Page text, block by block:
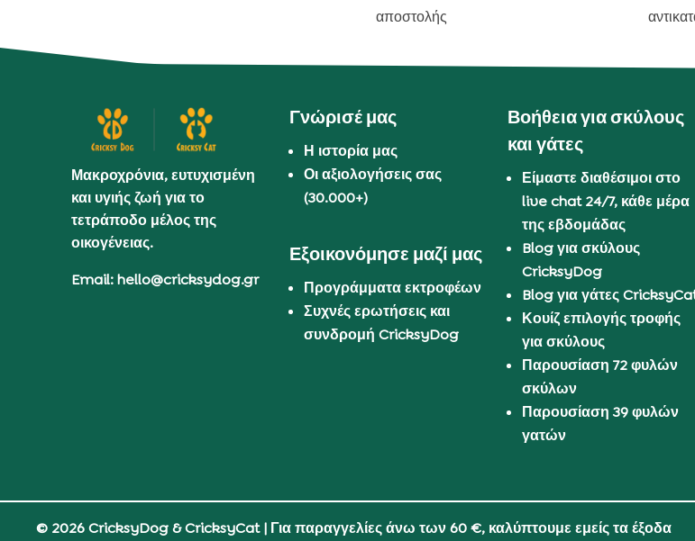
αποστολής
Μακροχρόνια, ευτυχισμένη
και υγιής ζωή για το
τετράποδο μέλος της
οικογένειας.
Email: hello@cricksydog.gr
Γνώρισέ μας
Η ιστορία μας
Οι αξιολογήσεις σας
(30.000+)
Εξοικονόμησε μαζί μας
Προγράμματα εκτροφέων
Συχνές ερωτήσεις και
συνδρομή CricksyDog
Βοήθεια για σκύλους
και γάτες
Είμαστε διαθέσιμοι στο
live chat 24/7, κάθε μέρα
της εβδομάδας
Blog για σκύλους
CricksyDog
Blog για γάτες
Κουίζ επιλογής τροφής
για σκύλους
Παρουσίαση 72 φυλών
σκύλων
Παρουσίαση 39 φυλών
γατών
© 2026 CricksyDog & CricksyCat| Για παραγγελίες άνω των 60 €, καλύπτουμε εμείς τα έξοδα